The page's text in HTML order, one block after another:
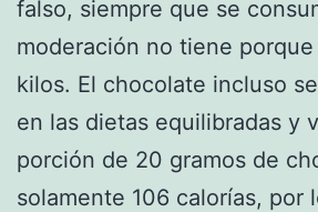
falso, siempre que se
moderación no tiene
kilos. El chocolate incluso
en las dietas equilibradas y
porción de 20 gramos de
solamente 106 calorías, por